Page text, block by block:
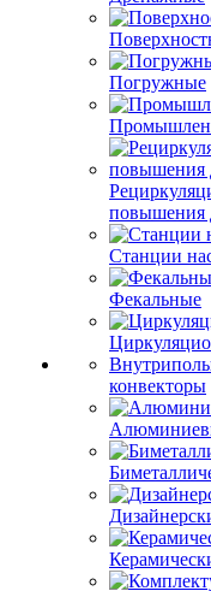
Погружные
повышения
Станции
Фекальные
конвекторы